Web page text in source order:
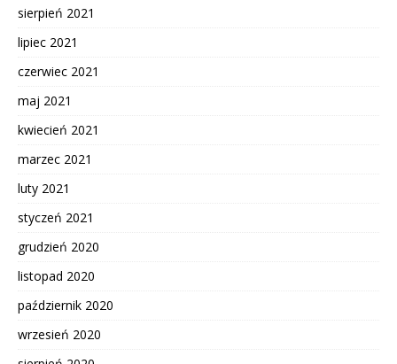
sierpień 2021
lipiec 2021
czerwiec 2021
maj 2021
kwiecień 2021
marzec 2021
luty 2021
styczeń 2021
grudzień 2020
listopad 2020
październik 2020
wrzesień 2020